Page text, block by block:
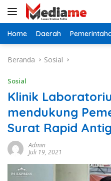
Langsung
Home Daerah
Beranda Sosial
Sosial
Klinik
mendukung
Surat Rapid
Admin
Juli 19, 2021